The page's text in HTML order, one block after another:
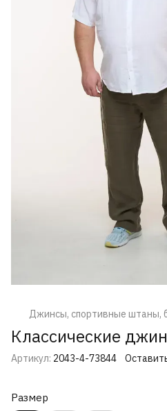
Джинсы, спортивные штаны,
Классические
Артикул: 2043-4-73844
Размер